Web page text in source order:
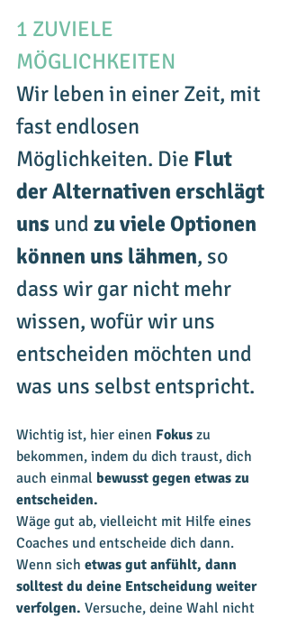
1 ZUVIELE
MÖGLICHKEITEN
Wir leben in einer Zeit, mit
fast endlosen
Möglichkeiten. Die Flut
der Alternativen erschlägt
uns und zu viele Optionen
können uns lähmen, so
dass wir gar nicht mehr
wissen, wofür wir uns
entscheiden möchten und
was uns selbst entspricht.
Wichtig ist, hier einen Fokus zu
bekommen, indem du dich traust, dich
auch einmal bewusst gegen etwas zu
entscheiden.
Wäge gut ab, vielleicht mit Hilfe eines
Coaches und entscheide dich dann.
Wenn sich etwas gut anfühlt, dann
solltest du deine Entscheidung weiter
verfolgen. Versuche, deine Wahl nicht